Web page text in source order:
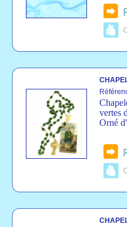
vertes
Orné